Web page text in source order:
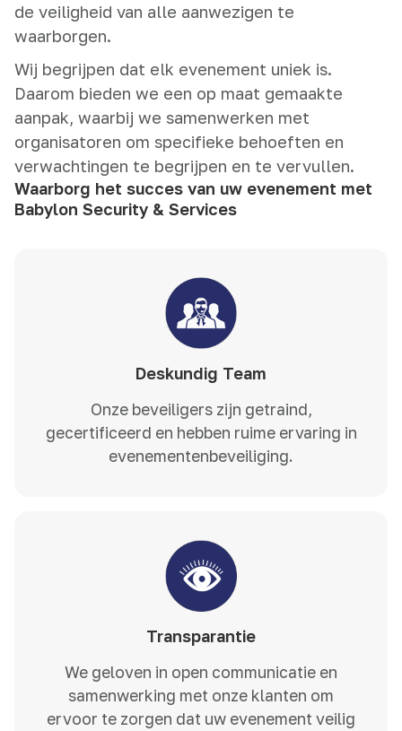
de veiligheid van alle aanwezigen te
waarborgen.
Wij begrijpen dat elk evenement uniek is.
Daarom bieden we een op maat gemaakte
aanpak, waarbij we samenwerken met
organisatoren om specifieke behoeften en
verwachtingen te begrijpen en te vervullen.
Waarborg het succes van uw evenement met
Babylon Security & Services
Deskundig Team
Onze beveiligers zijn getraind,
gecertificeerd en hebben ruime ervaring in
evenementenbeveiliging.
Transparantie
We geloven in open communicatie en
samenwerking met onze klanten om
ervoor te zorgen dat uw evenement veilig